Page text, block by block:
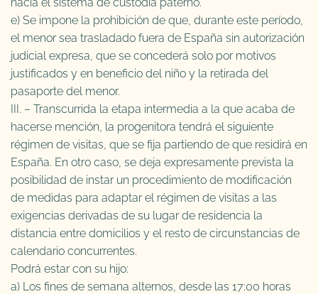
e) Se impone la prohibición de que, durante este período,
el menor sea trasladado fuera de España sin autorización
judicial expresa, que se concederá solo por motivos
justificados y en beneficio del niño y la retirada del
pasaporte del menor.
III. – Transcurrida la etapa intermedia a la que acaba de
hacerse mención, la progenitora tendrá el siguiente
régimen de visitas, que se fija partiendo de que residirá en
España. En otro caso, se deja expresamente prevista la
posibilidad de instar un procedimiento de modificación
de medidas para adaptar el régimen de visitas a las
exigencias derivadas de su lugar de residencia la
distancia entre domicilios y el resto de circunstancias de
calendario concurrentes.
Podrá estar con su hijo:
a) Los fines de semana alternos, desde las 17:00 horas